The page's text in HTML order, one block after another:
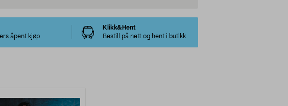
åpent kjøp
Klikk&Hent
Bestill på nett og hent i butikk